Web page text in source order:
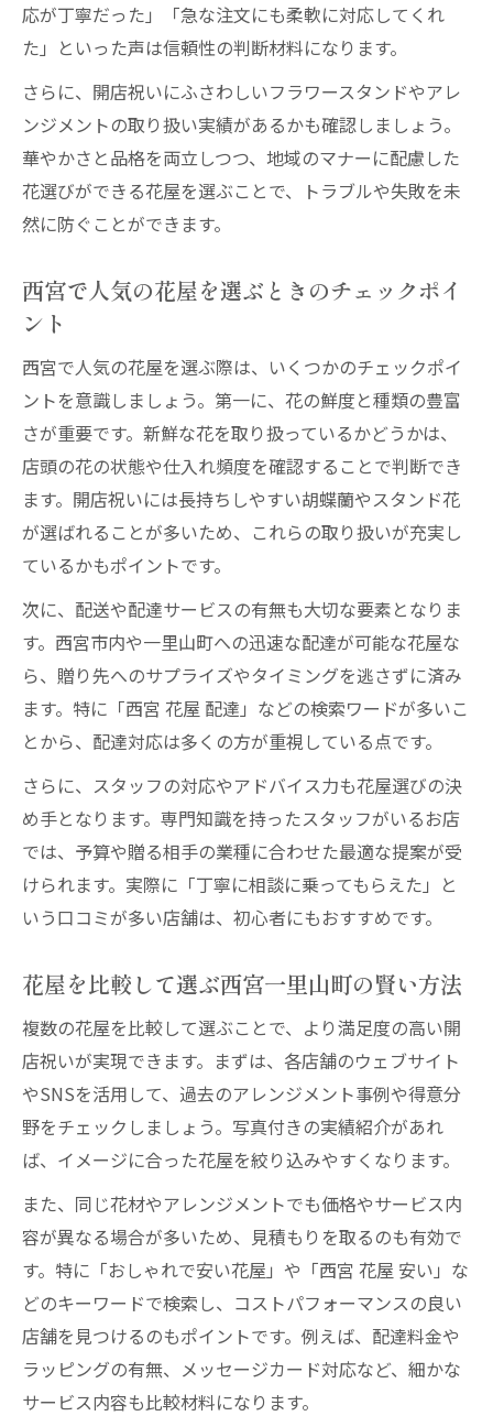
応が丁寧だった」「急な注文にも柔軟に対応してくれ
た」といった声は信頼性の判断材料になります。
さらに、開店祝いにふさわしいフラワースタンドやアレ
ンジメントの取り扱い実績があるかも確認しましょう。
華やかさと品格を両立しつつ、地域のマナーに配慮した
花選びができる花屋を選ぶことで、トラブルや失敗を未
然に防ぐことができます。
西宮で人気の花屋を選ぶときのチェックポイ
ント
西宮で人気の花屋を選ぶ際は、いくつかのチェックポイ
ントを意識しましょう。第一に、花の鮮度と種類の豊富
さが重要です。新鮮な花を取り扱っているかどうかは、
店頭の花の状態や仕入れ頻度を確認することで判断でき
ます。開店祝いには長持ちしやすい胡蝶蘭やスタンド花
が選ばれることが多いため、これらの取り扱いが充実し
ているかもポイントです。
次に、配送や配達サービスの有無も大切な要素となりま
す。西宮市内や一里山町への迅速な配達が可能な花屋な
ら、贈り先へのサプライズやタイミングを逃さずに済み
ます。特に「西宮 花屋 配達」などの検索ワードが多いこ
とから、配達対応は多くの方が重視している点です。
さらに、スタッフの対応やアドバイス力も花屋選びの決
め手となります。専門知識を持ったスタッフがいるお店
では、予算や贈る相手の業種に合わせた最適な提案が受
けられます。実際に「丁寧に相談に乗ってもらえた」と
いう口コミが多い店舗は、初心者にもおすすめです。
花屋を比較して選ぶ西宮一里山町の賢い方法
複数の花屋を比較して選ぶことで、より満足度の高い開
店祝いが実現できます。まずは、各店舗のウェブサイト
やSNSを活用して、過去のアレンジメント事例や得意分
野をチェックしましょう。写真付きの実績紹介があれ
ば、イメージに合った花屋を絞り込みやすくなります。
また、同じ花材やアレンジメントでも価格やサービス内
容が異なる場合が多いため、見積もりを取るのも有効で
す。特に「おしゃれで安い花屋」や「西宮 花屋 安い」な
どのキーワードで検索し、コストパフォーマンスの良い
店舗を見つけるのもポイントです。例えば、配達料金や
ラッピングの有無、メッセージカード対応など、細かな
サービス内容も比較材料になります。